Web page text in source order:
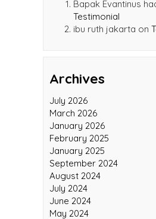
Bapak Evantinus hadi
Testimonial
July 2026
March 2026
January 2026
February 2025
January 2025
September 2024
August 2024
July 2024
June 2024